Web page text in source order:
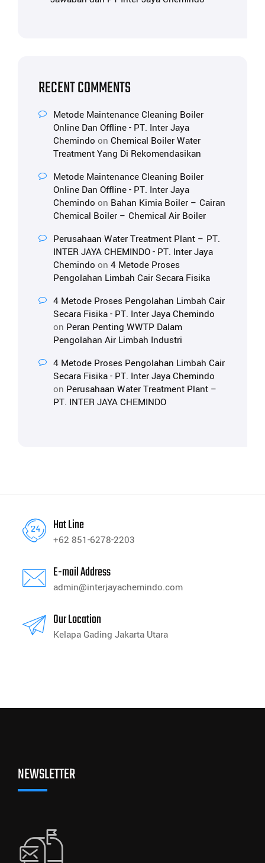
RECENT COMMENTS
Metode Maintenance Cleaning Boiler
Online Dan Offline - PT. Inter Jaya
Chemindo on Chemical Boiler Water
Treatment Yang Di Rekomendasikan
Metode Maintenance Cleaning Boiler
Online Dan Offline - PT. Inter Jaya
Chemindo on Bahan Kimia Boiler – Cairan
Chemical Boiler – Chemical Air Boiler
Perusahaan Water Treatment Plant – PT.
INTER JAYA CHEMINDO - PT. Inter Jaya
Chemindo on 4 Metode Proses
Pengolahan Limbah Cair Secara Fisika
4 Metode Proses Pengolahan Limbah Cair
Secara Fisika - PT. Inter Jaya Chemindo
on Peran Penting WWTP Dalam
Pengolahan Air Limbah Industri
4 Metode Proses Pengolahan Limbah Cair
Secara Fisika - PT. Inter Jaya Chemindo
on Perusahaan Water Treatment Plant –
PT. INTER JAYA CHEMINDO
Hot Line
+62 851-6278-2203
E-mail Address
admin@interjayachemindo.com
Our Location
Kelapa Gading Jakarta Utara
NEWSLETTER